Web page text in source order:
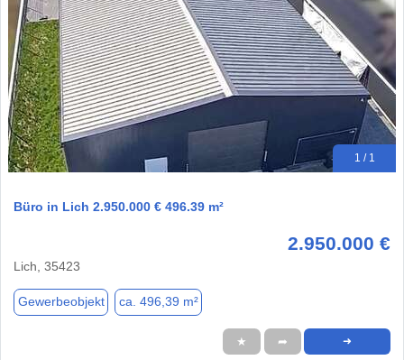
1 / 1
Büro in Lich 2.950.000 € 496.39 m²
2.950.000 €
Lich, 35423
Gewerbeobjekt ca. 496,39 m²
★ ➦ ➜